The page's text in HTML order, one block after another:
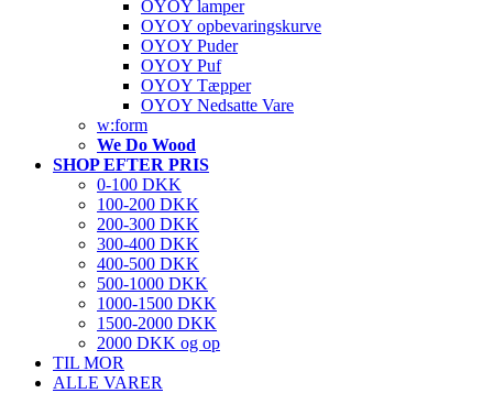
OYOY lamper
OYOY opbevaringskurve
OYOY Puder
OYOY Puf
OYOY Tæpper
OYOY Nedsatte Vare
w:form
We Do Wood
SHOP EFTER PRIS
0-100 DKK
100-200 DKK
200-300 DKK
300-400 DKK
400-500 DKK
500-1000 DKK
1000-1500 DKK
1500-2000 DKK
2000 DKK og op
TIL MOR
ALLE VARER